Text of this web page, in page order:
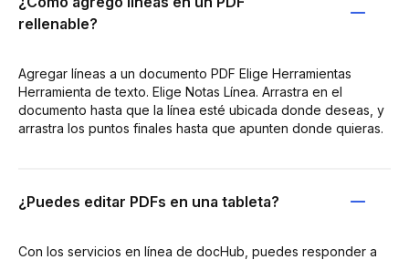
rellenable?
Agregar líneas a un documento PDF Elige Herramientas
Herramienta de texto. Elige Notas Línea. Arrastra en el
documento hasta que la línea esté ubicada donde deseas, y
arrastra los puntos finales hasta que apunten donde quieras.
¿Puedes editar PDFs en una tableta?
Con los servicios en línea de docHub, puedes responder a